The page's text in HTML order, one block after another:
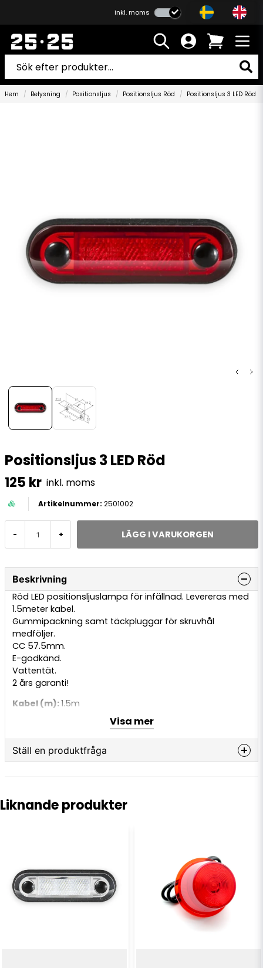
inkl. moms
Hem Belysning Positionsljus Positionsljus Röd Positionsljus 3 LED Röd
Positionsljus 3 LED Röd
125 kr inkl. moms
2501002
- + LÄGG I VARUKORGEN
Beskrivning
Röd LED positionsljuslampa för infällnad. Levereras med
1.5meter kabel.
Gummipackning samt täckpluggar för skruvhål
medföljer.
CC 57.5mm.
E-godkänd.
Vattentät.
2 års garanti!
Kabel (m):1.5m
81 x 26 x 21mm
Dioder (st):3st
Lamptyp:LED
Anslutning:Kabel
Visa mer
Ställ en produktfråga
email
E-postadress
Liknande produkter